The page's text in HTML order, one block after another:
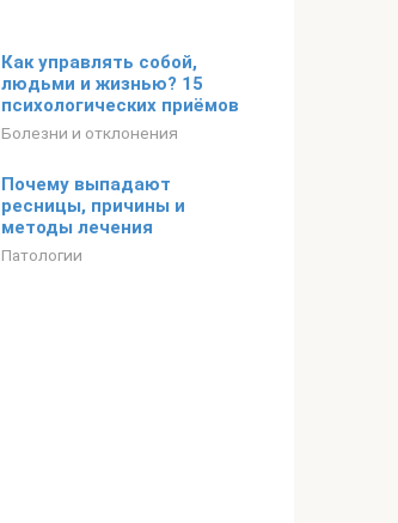
Как управлять собой,
людьми и жизнью? 15
психологических приёмов
Болезни и отклонения
Почему выпадают
ресницы, причины и
методы лечения
Патологии